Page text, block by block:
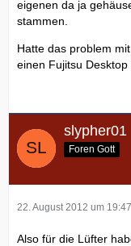
eigenen da ja
stammen.
Hatte das problem
einen Fujitsu
slypher01
Foren Gott
22. August 2012 um 19:47
Also für die Lüfter